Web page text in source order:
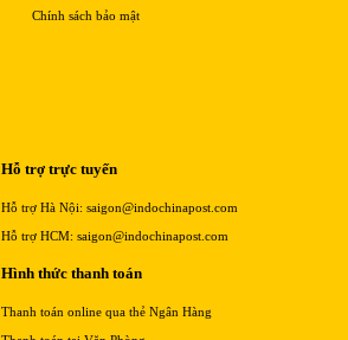
Chính sách bảo mật
Hỗ trợ trực tuyến
Hỗ trợ Hà Nội: saigon@indochinapost.com
Hỗ trợ HCM: saigon@indochinapost.com
Hình thức thanh toán
Thanh toán online qua thẻ Ngân Hàng